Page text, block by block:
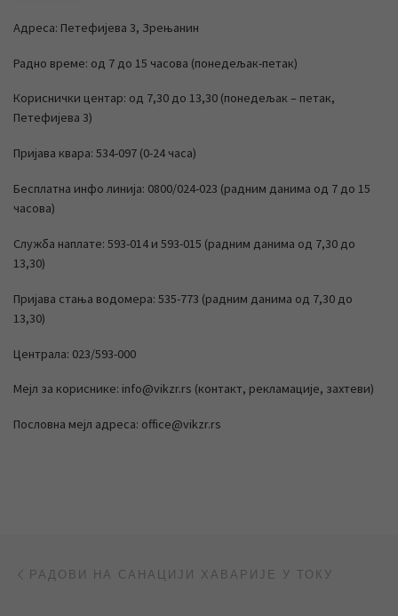
Адреса: Петефијева 3, Зрењанин
Радно време: од 7 до 15 часова (понедељак-петак)
Кориснички центар: од 7,30 до 13,30 (понедељак – петак,
Петефијева 3)
Пријава квара: 534-097 (0-24 часа)
Бесплатна инфо линија: 0800/024-023 (радним данима од 7 до 15
часова)
Служба наплате: 593-014 и 593-015 (радним данима од 7,30 до
13,30)
Пријава стања водомера: 535-773 (радним данима од 7,30 до
13,30)
Централа: 023/593-000
Мејл за кориснике: info@vikzr.rs (контакт, рекламације, захтеви)
Пословна мејл адреса: office@vikzr.rs
Post navigation
РАДОВИ НА САНАЦИЈИ ХАВАРИЈЕ У ТОКУ